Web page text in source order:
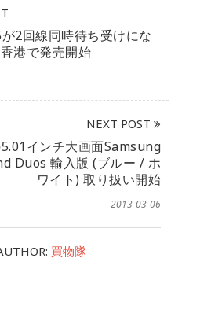
2回線同時待ち受けにな
港で発売開始
NEXT POST
インチ大画面Samsung
Duos 輸入版 (ブルー / ホ
ワイト) 取り扱い開始
― 2013-03-06
買物隊